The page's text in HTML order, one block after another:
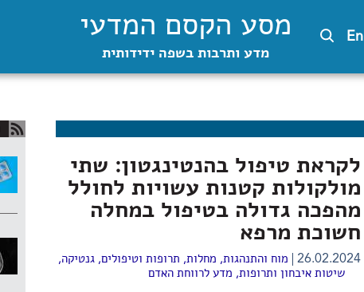
En מסע הקסם המדעי
מדע ותרבות בשפה ידידותית
לקראת טיפול בהנטינגטון: שתי
מולקולות קטנות עשויות לחולל
מהפכה גדולה בטיפול במחלה
חשוכת מרפא
26.02.2024 מוח והתנהגות, מחלות, תרופות וטיפולים,גנטיקה,
שיטות איבחון ותרופות, מדע לרווחת האדם